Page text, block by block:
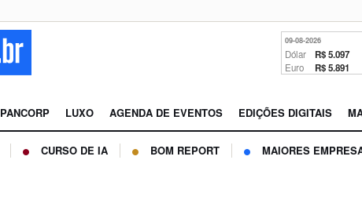
09-08-2026
Dólar R$ 5.097
Euro R$ 5.891
PANCORP LUXO AGENDA DE EVENTOS EDIÇÕES DIGITAIS
CURSO DE IA BOM REPORT MAIORES